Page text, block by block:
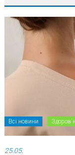
Всі новини Здоров'я
25.05.